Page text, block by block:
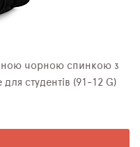
чорною спинкою з
студентів (91-12 G)